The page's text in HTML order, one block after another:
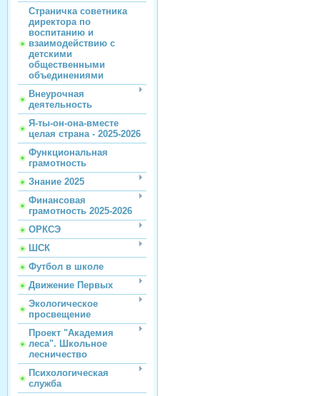
Страничка советника
директора по
воспитанию и
взаимодействию с
детскими
общественными
объединениями
Внеурочная
деятельность
Я-ты-он-она-вместе
целая страна - 2025-2026
Функциональная
грамотность
Знание 2025
Финансовая
грамотность 2025-2026
ОРКСЭ
ШСК
Футбол в школе
Движение Первых
Экологическое
просвещение
Проект "Академия
леса". Школьное
лесничество
Психологическая
служба